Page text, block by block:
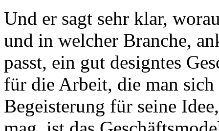
Und er sagt sehr klar,
und in welcher Branche,
passt, ein gut designtes
für die Arbeit, die man
Begeisterung für seine